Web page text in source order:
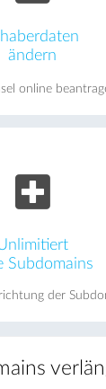
ändern
online
Subdomains
der